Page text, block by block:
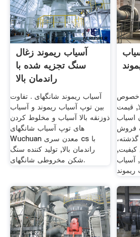
آسیاب ریموند زغال
سنگ تجزیه شده با
راندمان بالا
آسیاب ریموند شانگهای . تفاوت
بین توپ آسیاب ریموند و آسیاب
ذوزنقه بالا آسیاب و مخلوط کردن
های توپ آسیاب شانگهای
Wuchuan معدن سری cs با
راندمان بالا, تولید کننده سنگ
شکن مخروطی شانگهای.
خصوص
قیمت
اسیاب
فروش
20 سال گذشته،
کیفیت,